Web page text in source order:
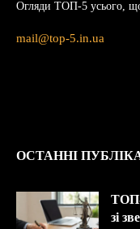
Огляди ТОП-5 усього,
mail@top-5.in.ua
ОСТАННІ
ТОП-
зі